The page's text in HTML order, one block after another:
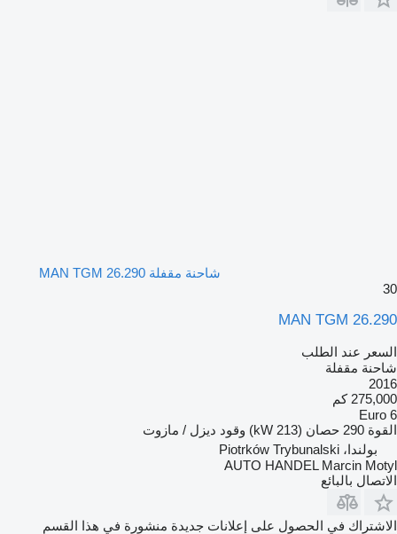
شاحنة مقفلة MAN TGM 26.290
30
MAN TGM 26.290
السعر عند الطلب
شاحنة مقفلة
2016
275,000 كم
Euro 6
القوة 290 حصان (213 kW) وقود ديزل / مازوت
بولندا، Piotrków Trybunalski
AUTO HANDEL Marcin Motyl
الاتصال بالبائع
الاشتراك في الحصول على إعلانات جديدة منشورة في هذا القسم